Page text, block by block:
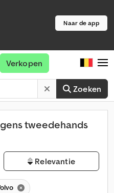
Naar de app
Zoeken
Verkopen
tweedehands
Relevantie